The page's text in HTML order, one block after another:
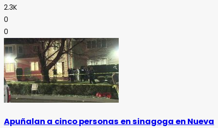
2.3K
0
0
Apuñalan a cinco personas en sinagoga en Nueva